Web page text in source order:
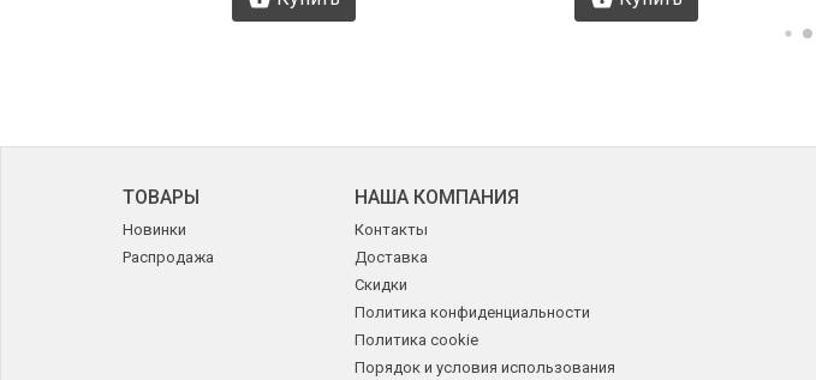
ТОВАРЫ
Новинки
Распродажа
НАША КОМПАНИЯ
Контакты
Доставка
Скидки
Политика конфиденциальности
Политика cookie
Порядок и условия использования